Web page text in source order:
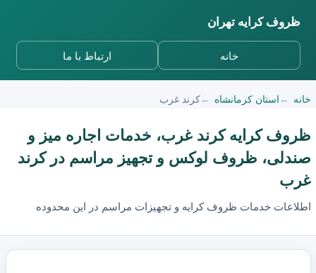
ظروف کرایه تهران
خانه ارتباط با ما
خانه استان کرمانشاه کرند غرب
ظروف کرایه کرند غرب، خدمات اجاره میز و
صندلی، ظروف لوکس و تجهیز مراسم در کرند
غرب
اطلاعات خدمات ظروف کرایه و تجهیزات مراسم در این محدوده